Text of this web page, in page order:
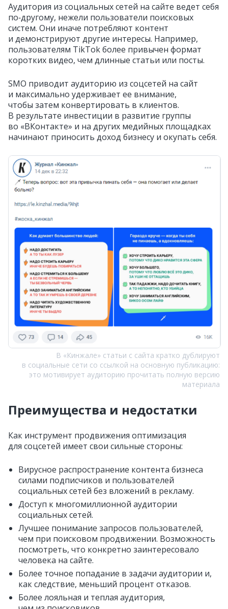
Аудитория из социальных сетей на сайте ведет себя
по‑другому, нежели пользователи поисковых
систем. Они иначе потребляют контент
и демонстрируют другие интересы. Например,
пользователям TikTok более привычен формат
коротких видео, чем длинные статьи или посты.
SMO приводит аудиторию из соцсетей на сайт
и максимально удерживает ее внимание,
чтобы затем конвертировать в клиентов.
В результате инвестиции в развитие группы
во «ВКонтакте» и на других медийных площадках
начинают приносить доход бизнесу и окупать себя.
В «Кинжале» статьи с сайта кратко дублируют
в социальные сети со ссылкой на основную публикацию:
это мотивирует аудиторию прочитать полную версию
материала
Преимущества и недостатки
Как инструмент продвижения оптимизация
для соцсетей имеет свои сильные стороны:
Вирусное распространение контента бизнеса
силами подписчиков и пользователей
социальных сетей без вложений в рекламу.
Доступ к многомиллионной аудитории
социальных сетей.
Лучшее понимание запросов пользователей,
чем при поисковом продвижении. Возможность
посмотреть, что конкретно заинтересовало
человека на сайте.
Более точное попадание в задачи аудитории и,
как следствие, меньший процент отказов.
Более лояльная и теплая аудитория,